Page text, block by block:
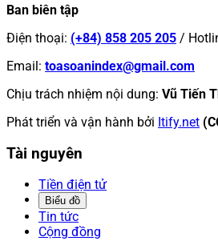
Ban biên tập
Điện thoại: (+84) 858 205 205 /
Email: toasoanindex@gmail.com
Chịu trách nhiệm nội dung: Vũ Tiến
Phát triển và vận hành bởi Itify.net
Tài nguyên
Tiền điện tử
Biểu đồ
Tin tức
Cộng đồng